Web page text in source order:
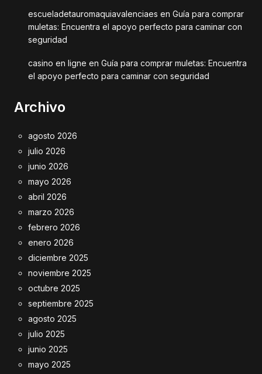
escueladetauromaquiavalenciaes en Guía para comprar
muletas: Encuentra el apoyo perfecto para caminar con
seguridad
casino en ligne en Guía para comprar muletas: Encuentra
el apoyo perfecto para caminar con seguridad
Archivo
agosto 2026
julio 2026
junio 2026
mayo 2026
abril 2026
marzo 2026
febrero 2026
enero 2026
diciembre 2025
noviembre 2025
octubre 2025
septiembre 2025
agosto 2025
julio 2025
junio 2025
mayo 2025